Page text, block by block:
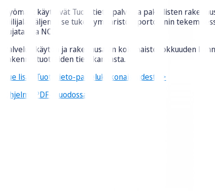
Työmaat käyttävät Tuotetieto-palvelua pakollisten
hiilijalanjäljen ja se tukee ympäristöraportoinnin
Lujatalo ja NCC.
Palvelun käytön ja rakennusalan kokonaistehokkuuden
rakennustuotteiden tietokannasta.
Lue lisää Tuotetieto-palvelukokonaisuudesta >
Ohjelma PDF-muodossa